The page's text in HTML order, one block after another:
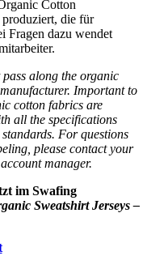
Cotton
die für
Fragen dazu wendet
along the organic
Important to
cotton fabrics are
all the specifications
For questions
please contact your
manager.
im Swafing
Sweatshirt Jerseys –